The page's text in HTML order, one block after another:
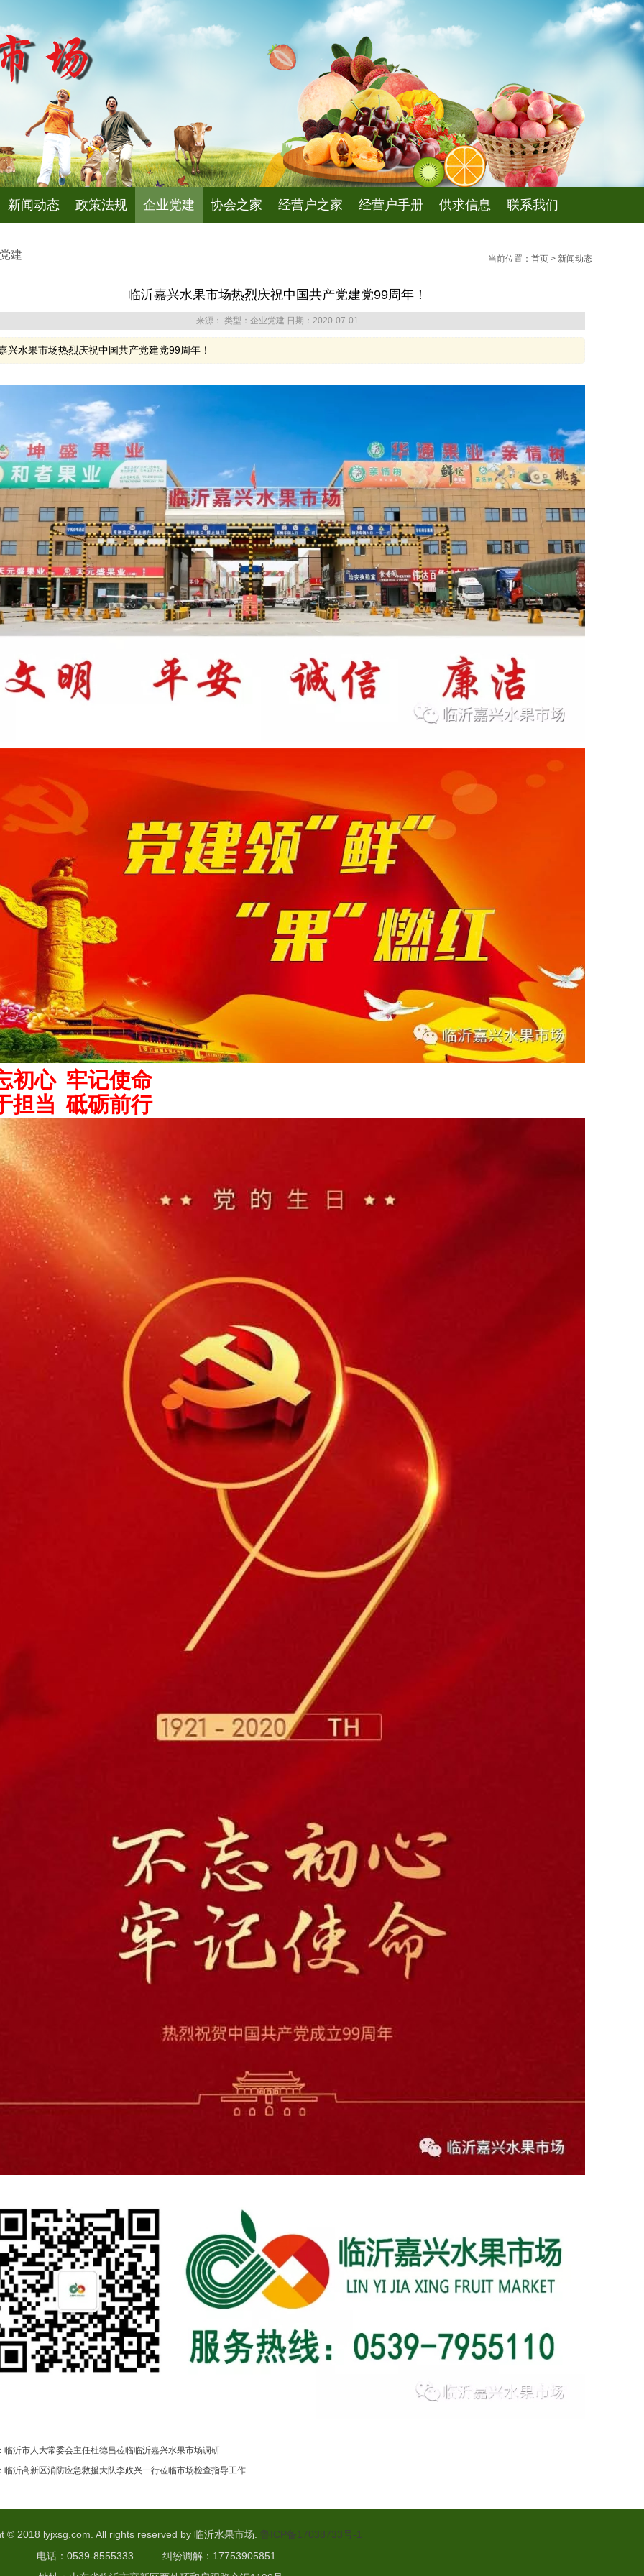
新闻动态 政策法规 企业党建 协会之家 经营户之家 经营户手册 供求信息 联系我们
建 当前位置： 首页 > 新闻动态
临沂嘉兴水果市场热烈庆祝中国共产党建党99周年！
来源： 类型：企业党建 日期：2020-07-01
兴水果市场热烈庆祝中国共产党建党99周年！
初心 牢记使命
担当 砥砺前行
临沂市人大常委会主任杜德昌莅临临沂嘉兴水果市场调研
临沂高新区消防应急救援大队李政兴一行莅临市场检查指导工作
© 2018 lyjxsg.com. All rights reserved by 临沂水果市场. 鲁ICP备17038733号-1
电话：0539-8555333 纠纷调解：17753905851